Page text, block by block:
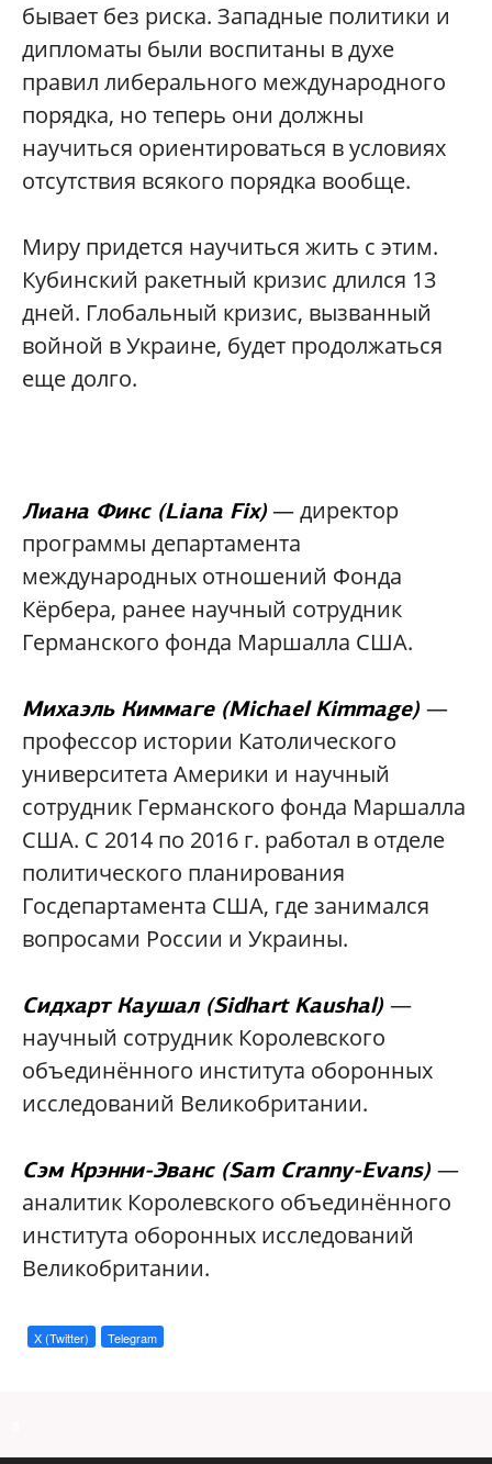
бывает без риска. Западные политики и
дипломаты были воспитаны в духе
правил либерального международного
порядка, но теперь они должны
научиться ориентироваться в условиях
отсутствия всякого порядка вообще.
Миру придется научиться жить с этим.
Кубинский ракетный кризис длился 13
дней. Глобальный кризис, вызванный
войной в Украине, будет продолжаться
еще долго.
Лиана Фикс (Liana Fix)— директор
программы департамента
международных отношений Фонда
Кёрбера, ранее научный сотрудник
Германского фонда Маршалла США.
Михаэль Киммаге (Michael Kimmage) —
профессор истории Католического
университета Америки и научный
сотрудник Германского фонда Маршалла
США. С 2014 по 2016 г. работал в отделе
политического планирования
Госдепартамента США, где занимался
вопросами России и Украины.
Сидхарт Каушал (Sidhart Kaushal) —
научный сотрудник Королевского
объединённого института оборонных
исследований Великобритании.
Сэм Крэнни-Эванс (Sam Cranny-Evans) —
аналитик Королевского объединённого
института оборонных исследований
Великобритании.
X (Twitter) Telegram